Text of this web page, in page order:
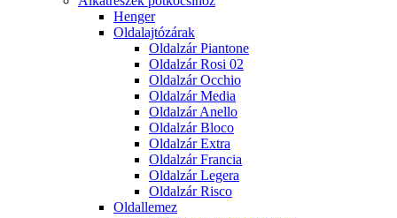
Henger
Oldalajtózárak
Oldalzár Piantone
Oldalzár Rosi 02
Oldalzár Occhio
Oldalzár Media
Oldalzár Anello
Oldalzár Bloco
Oldalzár Extra
Oldalzár Francia
Oldalzár Legera
Oldalzár Risco
Oldallemez